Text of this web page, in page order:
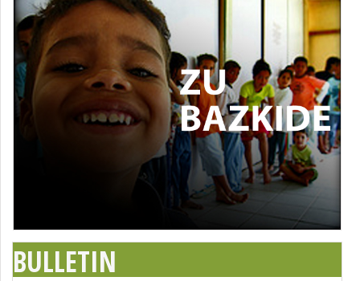
BULLETIN